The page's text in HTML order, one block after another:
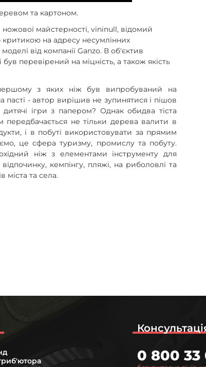
та картоном.
майстерності, vininull, відомий
на адресу несумлінних
від компанії Ganzo. В об'єктив
перевірений на міцність, а також якість
з яких ніж був випробуваний на
- автор вирішив не зупинятися і пішов
ігри з папером? Однак обидва тіста
не тільки дерева валити в
і в побуті використовувати за прямим
це сфера туризму, промислу та побуту.
ніж з елементами інструменту для
кемпінгу, пляжі, на риболовлі та
міста та села.
0 800 33